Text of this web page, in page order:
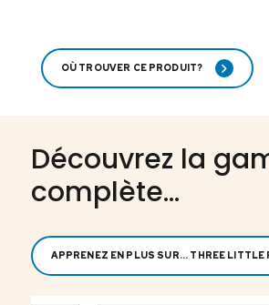
OÙ TROUVER CE PRODUIT?
Découvrez la
complète...
APPRENEZ EN PLUS SUR... THREE LITTLE